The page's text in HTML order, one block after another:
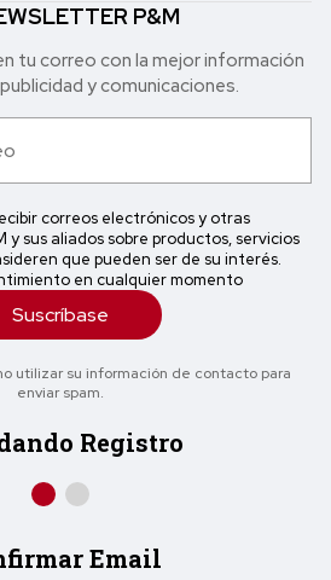
P&M
tu correo con la mejor in formación
y comunicaciones.
correos electrónicos y otras
y sus aliados sobre productos, servicios
que pueden ser de su interés.
en cualquier momento
Suscríbase
utilizar su información de contacto para
enviar spam.
Registro
Email